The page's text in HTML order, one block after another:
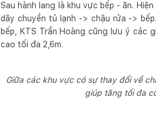
Sau hành lang là khu vực bếp - ăn.
dây chuyền tủ lạnh -> chậu rửa ->
bếp, KTS Trần Hoàng cũng lưu ý các
cao tối đa 2,6m.
Giữa các khu vực có sự thay đổi về
giúp tăng tối đa